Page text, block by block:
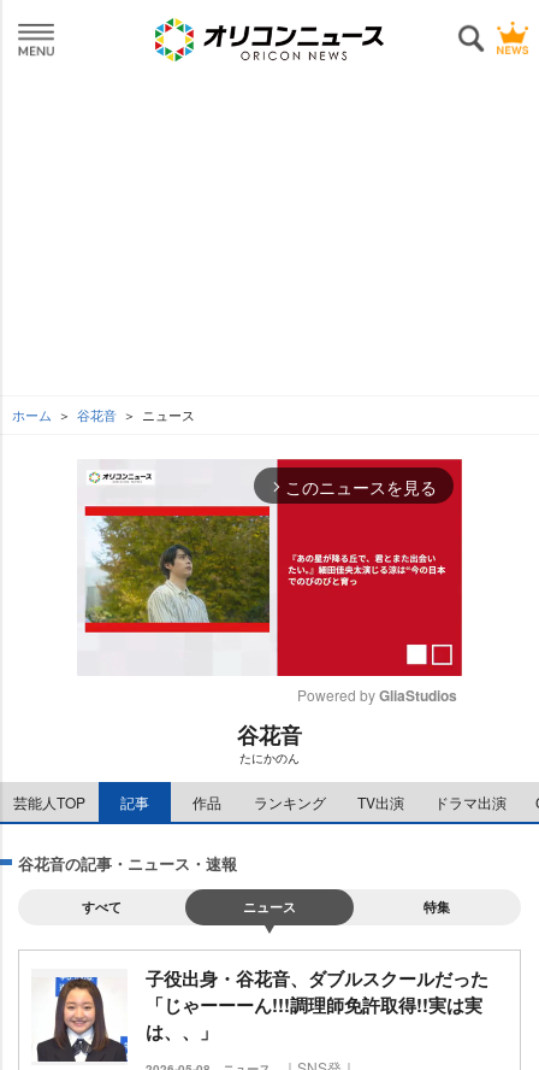
ホーム 谷花音 ニュース
arrow_forward_ios このニュースを見る
e
Powered by GliaStudios
谷花音
たにかのん
芸能人TOP 記事 作品 ランキング TV出演 ドラマ出演
谷花音の記事・ニュース・速報
すべて ニュース 特集
子役出身・谷花音、ダブルスクールだった
「じゃーーーん!!!調理師免許取得!!実は実
は、、」